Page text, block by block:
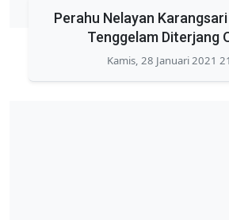
Perahu Nelayan
Tenggelam Diterjang
Kamis, 28 Januari 2021